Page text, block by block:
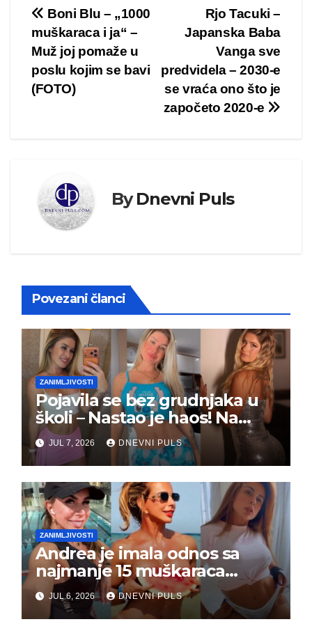
Kretanje
članka
Rjo Tacuki –
Japanska Baba
Vanga sve
predvidela – 2030-e
se vraća ono što je
započeto 2020-e
Boni Blu – „1000
muškaraca i ja“ –
Muž joj pomaže u
poslu kojim se bavi
(FOTO)
ByDnevni Puls
Povezani članci
ZANIMLJIVOSTI
Pojavila se bez grudnjaka u
školi – Nastao je haos! Na
grupi je majke napale (FOTO)
JUL 7, 2026 DNEVNI PULS
ZANIMLJIVOSTI
Andrea je imala odnos sa
najmanje 15 muškaraca
odjednom – „Doktor mi je
rekao…“ (FOTO)
JUL 6, 2026 DNEVNI PULS